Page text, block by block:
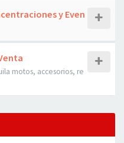
y Even
motos, accesorios, re